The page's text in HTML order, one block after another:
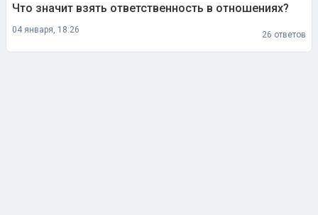
Что значит взять ответственность в отношениях?
04 января, 18:26
26 ответов